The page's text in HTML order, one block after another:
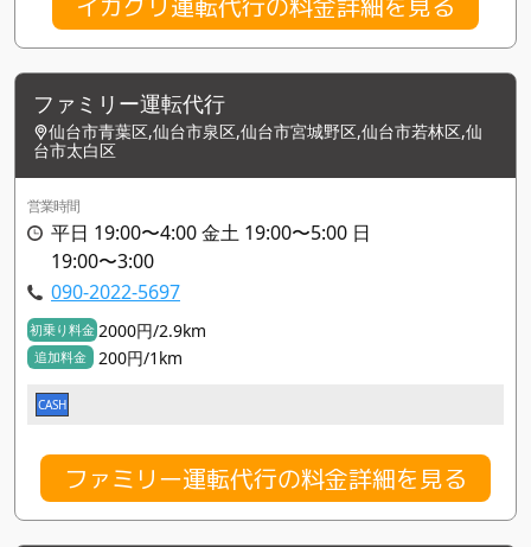
ファミリー運転代行
仙台市青葉区,仙台市泉区,仙台市宮城野区,仙台市若林区,仙
台市太白区
営業時間
平日 19:00〜4:00 金土 19:00〜5:00 日
19:00〜3:00
090-2022-5697
初乗り料金 2000円/2.9km
追加料金 200円/1km
CASH
ファミリー運転代行の料金詳細を見る